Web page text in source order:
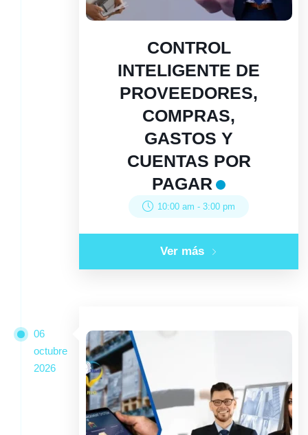
CONTROL
INTELIGENTE DE
PROVEEDORES,
COMPRAS,
GASTOS Y
CUENTAS POR
PAGAR
10:00 am -3:00 pm
Ver más
06
octubre
2026